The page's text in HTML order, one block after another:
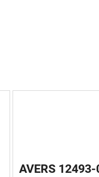
AVERS